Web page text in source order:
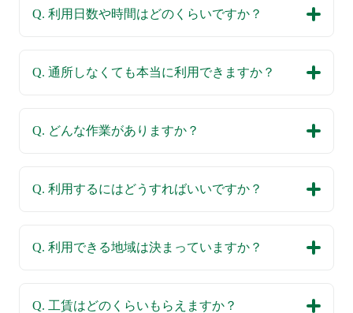
Q. 利用日数や時間はどのくらいですか？
Q. 通所しなくても本当に利用できますか？
Q. どんな作業がありますか？
Q. 利用するにはどうすればいいですか？
Q. 利用できる地域は決まっていますか？
Q. 工賃はどのくらいもらえますか？